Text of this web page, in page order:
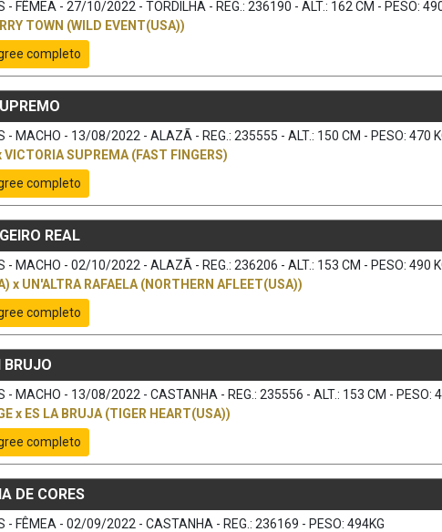
- FÊMEA - 27/10/2022 - TORDILHA - REG.: 236190 - ALT.: 162 CM - PESO:
TOWN (WILD EVENT(USA))
completo
- MACHO - 13/08/2022 - ALAZÃ - REG.: 235555 - ALT.: 150 CM - PESO: 470
VICTORIA SUPREMA (FAST FINGERS)
completo
REAL
- MACHO - 02/10/2022 - ALAZÃ - REG.: 236206 - ALT.: 153 CM - PESO: 490
x UN'ALTRA RAFAELA (NORTHERN AFLEET(USA))
completo
BRUJO
- MACHO - 13/08/2022 - CASTANHA - REG.: 235556 - ALT.: 153 CM - PESO:
x ES LA BRUJA (TIGER HEART(USA))
completo
DE CORES
- FÊMEA - 02/09/2022 - CASTANHA - REG.: 236169 - PESO: 494KG